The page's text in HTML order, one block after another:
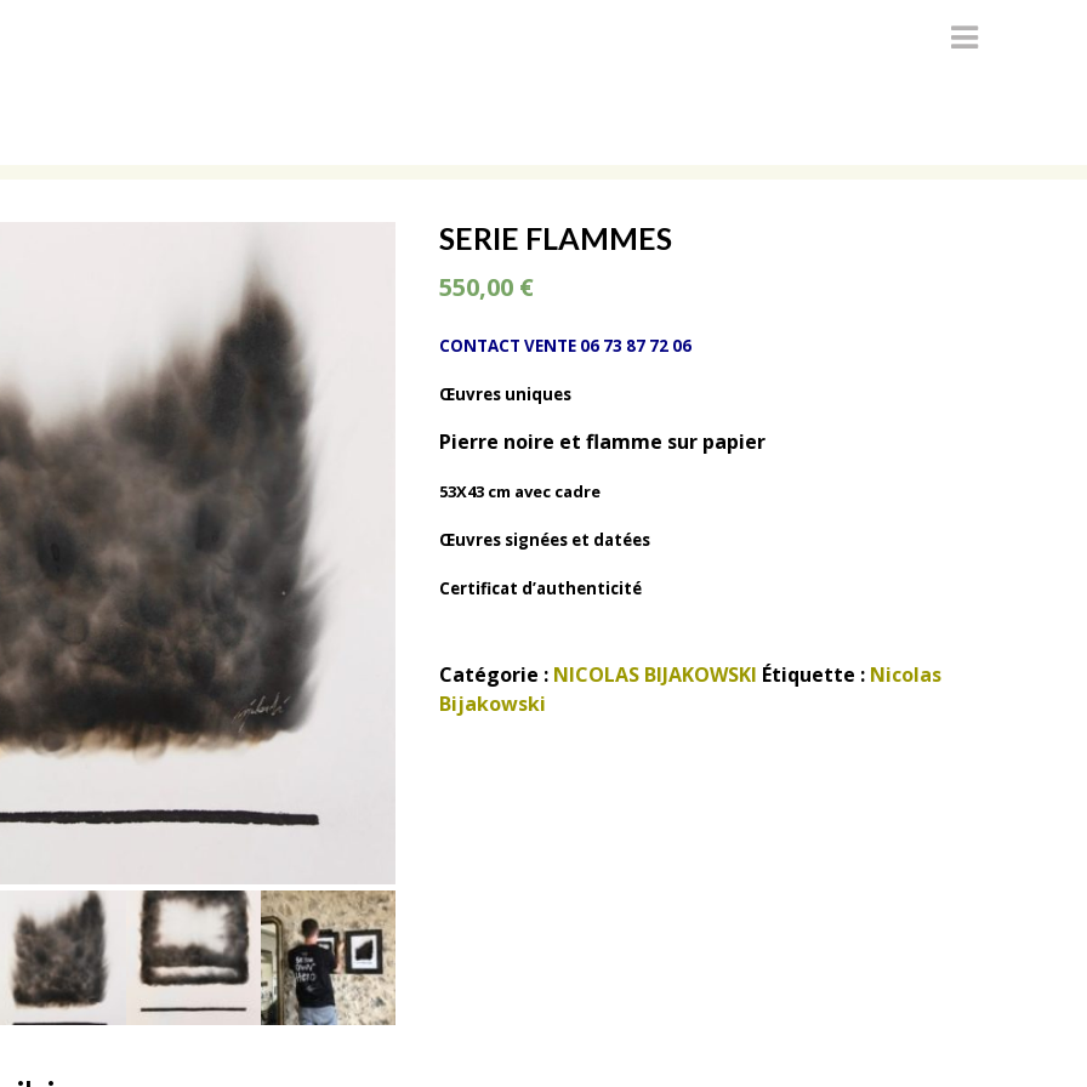
SERIE FLAMMES
550,00 €
CONTACT VENTE 06 73 87 72 06
Œuvres uniques
Pierre noire et flamme sur papier
53X43 cm avec cadre
Œuvres signées et datées
Certificat d’authenticité
Catégorie : NICOLAS BIJAKOWSKI Étiquette : Nicolas
Bijakowski